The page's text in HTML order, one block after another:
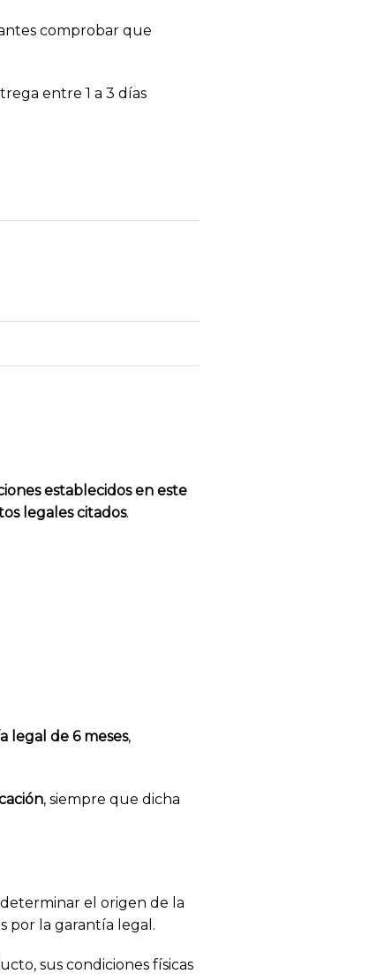
comprobar que
entre 1 a 3 días
establecidos en este
legales citados.
legal de 6 meses,
, siempre que dicha
el origen de la
por la garantía legal.
sus condiciones físicas